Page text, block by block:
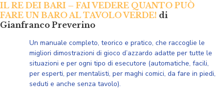
IL RE DEI BARI – FAI VEDERE QUANTO PUÒ
FARE UN BARO AL TAVOLO VERDE! di
Gianfranco Preverino
Un manuale completo, teorico e pratico, che raccoglie le
migliori dimostrazioni di gioco d’azzardo adatte per tutte le
situazioni e per ogni tipo di esecutore (automatiche, facili,
per esperti, per mentalisti, per maghi comici, da fare in piedi,
seduti e anche senza tavolo).